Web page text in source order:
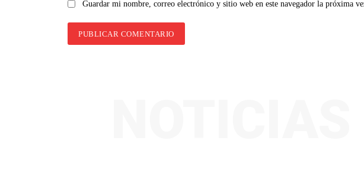
Guardar mi nombre, correo electrónico y sitio web en este navegador la próxima